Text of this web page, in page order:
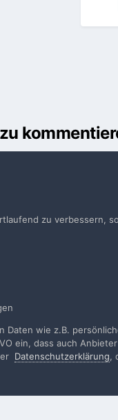
einzu verbessern,
Daten wie z.B.
ein, dass auch
Datenschutzerklärung,